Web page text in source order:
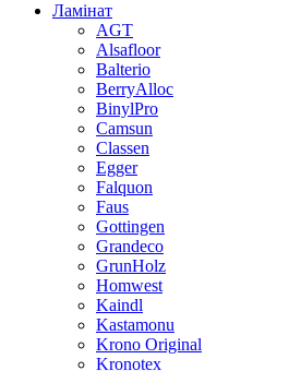
Ламінат
AGT
Alsafloor
Balterio
BerryAlloc
BinylPro
Camsun
Classen
Egger
Falquon
Faus
Gottingen
Grandeco
GrunHolz
Homwest
Kaindl
Kastamonu
Krono Original
Kronotex